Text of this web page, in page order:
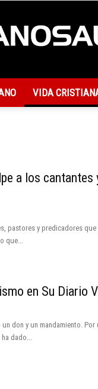
Actualidad
Cristiana
VIDA
a los cantantes
pastores y predicadores que
que...
en Su Diario
don y un mandamiento. Por
dado...